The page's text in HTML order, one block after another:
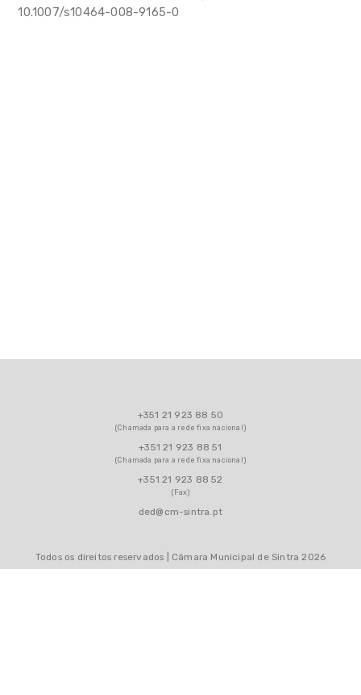
10.1007/s10464-008-9165-0
+351 21 923 88 50
(Chamada para a rede fixa nacional)
+351 21 923 88 51
(Chamada para a rede fixa nacional)
+351 21 923 88 52
(Fax)
ded@cm-sintra.pt
Todos os direitos reservados | Câmara Municipal de Sintra 2026